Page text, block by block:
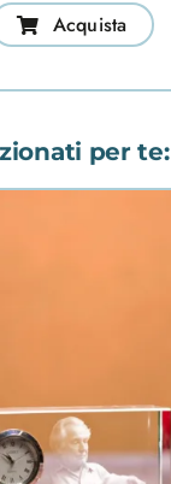
Acquista
per te: